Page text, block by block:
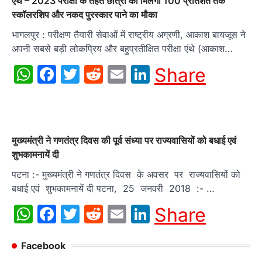
स्कॉलरशिप और नकद पुरस्कार पाने का मौका
भागलपुर : परीक्षण तैयारी सेवाओं में राष्ट्रीय अग्रणी, आकाश बायजूस ने
अपनी सबसे बड़ी लोकप्रिय और बहुप्रतीक्षित परीक्षा एंथे (आकाश…
WhatsApp
Facebook
Twitter
Reddit
EmailLinkedIn
Share
मुख्यमंत्री ने गणतंत्र दिवस की पूर्व संध्या पर राज्यवासियों को बधाई एवं
शुभकामनायें दी
पटना :- मुख्यमंत्री ने गणतंत्र दिवस के अवसर पर राज्यवासियों को
बधाई एवं शुभकामनायें दी पटना, 25 जनवरी 2018 :- …
WhatsApp
Facebook
Twitter
Reddit
EmailLinkedIn
Share
Facebook